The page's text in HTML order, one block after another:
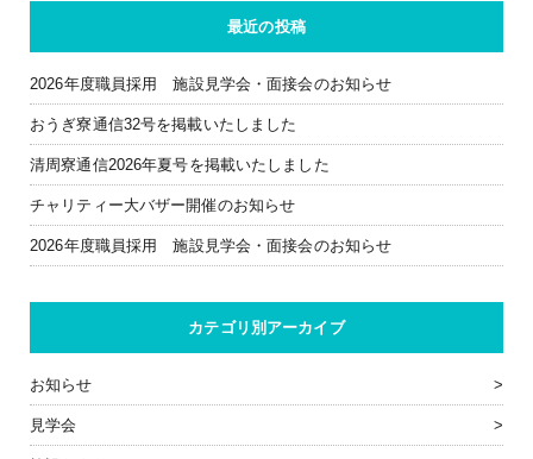
最近の投稿
2026年度職員採用 施設見学会・面接会のお知らせ
おうぎ寮通信32号を掲載いたしました
清周寮通信2026年夏号を掲載いたしました
チャリティー大バザー開催のお知らせ
2026年度職員採用 施設見学会・面接会のお知らせ
カテゴリ別アーカイブ
お知らせ
見学会